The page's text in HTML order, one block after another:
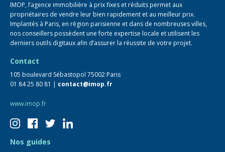
IMOP, l’agence immobilière à prix fixes et réduits permet aux
propriétaires de vendre leur bien rapidement et au meilleur prix.
Implantés à Paris, en région parisienne et dans de nombreuses villes,
nos conseillers possèdent une forte expertise locale et utilisent les
derniers outils digitaux afin d’assurer la réussite de votre projet.
Contact
105 boulevard Sébastopol 75002 Paris
01 84 25 80 81 | contact@imop.fr
www.imop.fr
Nos guides